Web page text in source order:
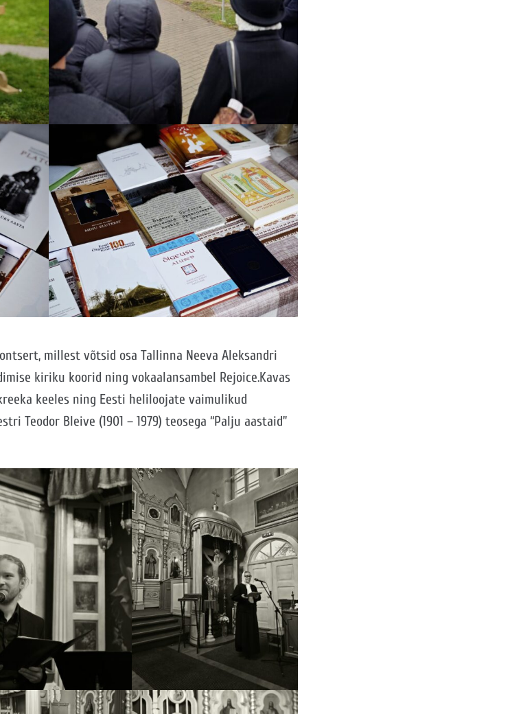
millest võtsid osa Tallinna Neeva Aleksandri
kiriku koorid ning vokaalansambel Rejoice.Kavas
keeles ning Eesti heliloojate vaimulikud
Teodor Bleive (1901 – 1979) teosega “Palju aastaid”